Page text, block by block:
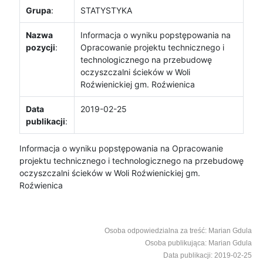
Grupa: STATYSTYKA
Nazwa
pozycji:
Informacja o wyniku popstępowania na
Opracowanie projektu technicznego i
technologicznego na przebudowę
oczyszczalni ścieków w Woli
Roźwienickiej gm. Roźwienica
Data
publikacji:
2019-02-25
Informacja o wyniku popstępowania na Opracowanie
projektu technicznego i technologicznego na przebudowę
oczyszczalni ścieków w Woli Roźwienickiej gm.
Roźwienica
Osoba odpowiedzialna za treść: Marian Gdula
Osoba publikująca: Marian Gdula
Data publikacji: 2019-02-25